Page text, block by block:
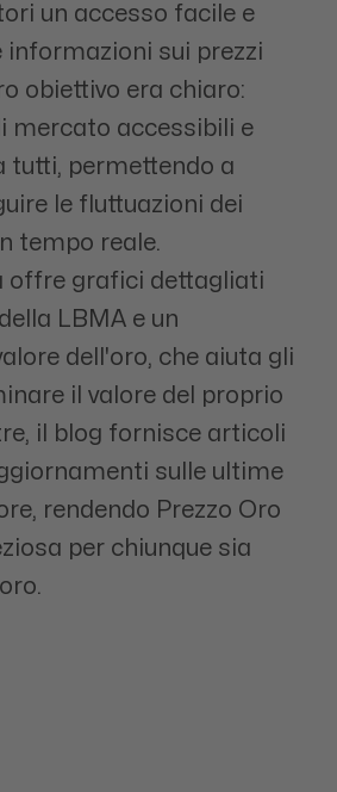
un accesso facile e
sui prezzi
obiettivo era chiaro:
mercato accessibili e
tutti, permettendo a
le fluttuazioni dei
tempo reale.
offre grafici dettagliati
LBMA e un
dell'oro, che aiuta gli
il valore del proprio
il blog fornisce articoli
sulle ultime
rendendo Prezzo Oro
per chiunque sia